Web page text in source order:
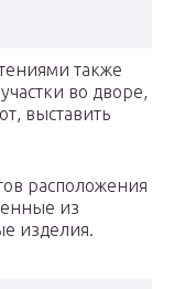
также
во дворе,
выставить
расположения
из
изделия.​